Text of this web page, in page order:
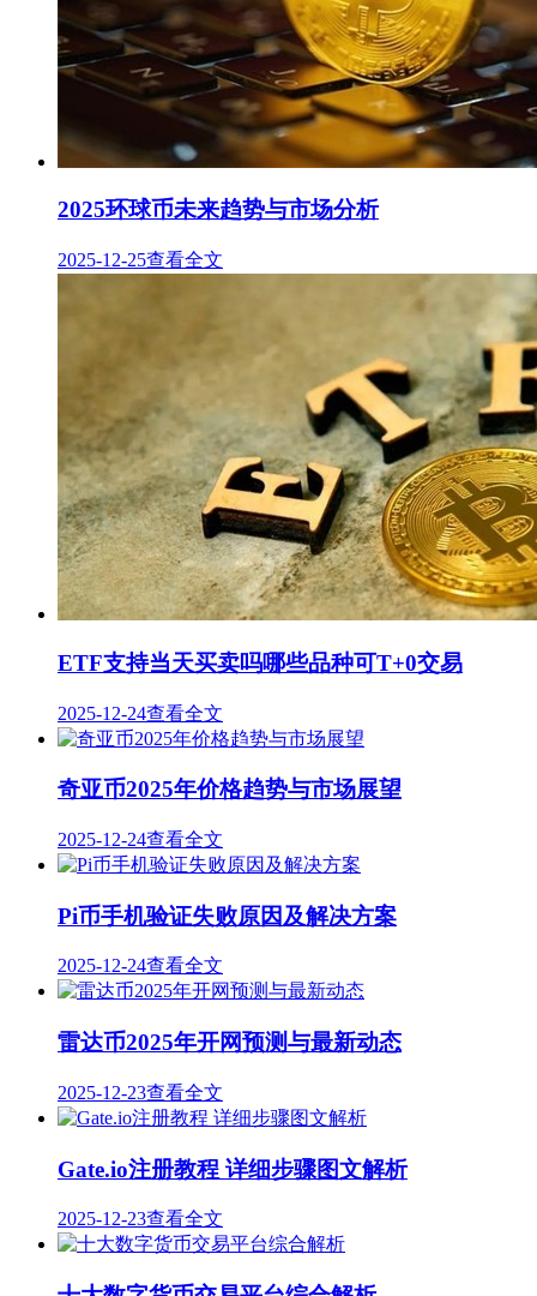
2025环球币未来趋势与市场分析
2025-12-25查看全文
ETF支持当天买卖吗哪些品种可T+0交易
2025-12-24查看全文
奇亚币2025年价格趋势与市场展望
2025-12-24查看全文
Pi币手机验证失败原因及解决方案
2025-12-24查看全文
雷达币2025年开网预测与最新动态
2025-12-23查看全文
Gate.io注册教程 详细步骤图文解析
2025-12-23查看全文